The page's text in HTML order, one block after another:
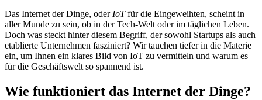
Das Internet der Dinge, oder IoTfür die Eingeweihten, scheint in
aller Munde zu sein, ob in der Tech-Welt oder im täglichen Leben.
Doch was steckt hinter diesem Begriff, der sowohl Startups als auch
etablierte Unternehmen fasziniert? Wir tauchen tiefer in die Materie
ein, um Ihnen ein klares Bild von IoT zu vermitteln und warum es
für die Geschäftswelt so spannend ist.
Wie funktioniert das Internet der Dinge?